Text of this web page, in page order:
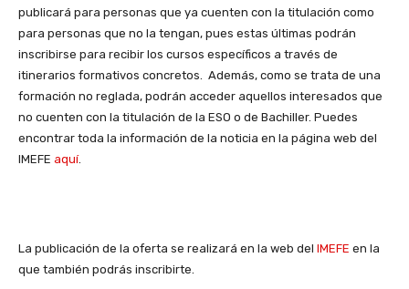
publicará para personas que ya cuenten con la titulación como
para personas que no la tengan, pues estas últimas podrán
inscribirse para recibir los cursos específicos a través de
itinerarios formativos concretos. Además, como se trata de una
formación no reglada, podrán acceder aquellos interesados que
no cuenten con la titulación de la ESO o de Bachiller. Puedes
encontrar toda la información de la noticia en la página web del
IMEFE aquí.
La publicación de la oferta se realizará en la web del IMEFE en la
que también podrás inscribirte.